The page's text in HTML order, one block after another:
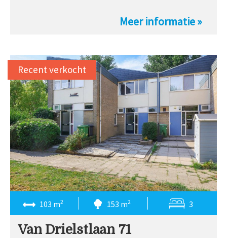
Meer informatie »
103 m2 153 m2 3
Van Drielstlaan 71
Recent verkocht